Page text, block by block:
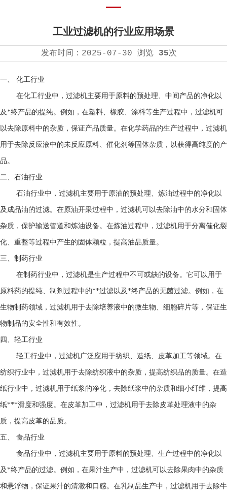
工业过滤机的行业应用场景
发布时间： 2025-07-30 浏览 35次
一、 化工行业
在化工行业中，过滤机主要用于原料的预处理、中间产品的净化以
及*终产品的提纯。例如，在塑料、橡胶、涂料等生产过程中，过滤机可
以去除原料中的杂质，保证产品质量。在化学药品的生产过程中，过滤机
用于去除反应液中的未反应原料、催化剂等固体杂质，以获得高纯度的产
品。
二、石油行业
石油行业中， 过滤机主要用于原油的预处理、炼油过程中的净化以
及成品油的过滤。在原油开采过程中，过滤机可以去除油中的水分和固体
杂质，保护输送管道和炼油设备。在炼油过程中，过滤机用于分离催化裂
化、重整等过程中产生的固体颗粒，提高油品质量。
三、制药行业
在制药行业中，过滤机是生产过程中不可或缺的设备。它可以用于
原料药的提纯、制剂过程中的**过滤以及*终产品的无菌过滤。例如，在
生物制药领域，过滤机用于去除培养液中的微生物、细胞碎片等，保证生
物制品的安全性和有效性。
四、轻工行业
轻工行业中，过滤机广泛应用于纺织、造纸、皮革加工等领域。在
纺织行业中，过滤机用于去除纺织液中的杂质，提高纺织品的质量。在造
纸行业中，过滤机用于纸浆的净化，去除纸浆中的杂质和细小纤维，提高
纸***滑度和强度。在皮革加工中，过滤机用于去除皮革处理液中的杂
质，提高皮革的品质。
五、 食品行业
食品行业中， 过滤机主要用于原料的预处理、生产过程中的净化以
及*终产品的过滤。例如，在果汁生产中，过滤机可以去除果肉中的杂质
和悬浮物，保证果汁的清澈和口感。在乳制品生产中，过滤机用于去除牛